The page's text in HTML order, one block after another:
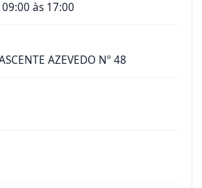
às 17:00
AZEVEDO Nº 48